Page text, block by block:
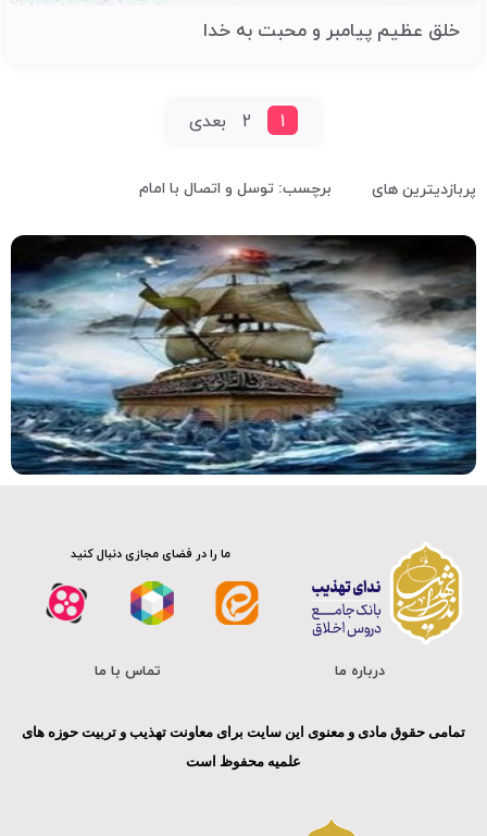
خلق عظیم پیامبر و محبت به خدا
بعدی
پربازدیترین های برچسب: توسل و اتصال با امام
ما را در فضای مجازی دنبال کنید
درباره ما تماس با ما
تمامی حقوق مادی و معنوی این سایت برای معاونت تهذیب و تربیت حوزه های
علمیه محفوظ است